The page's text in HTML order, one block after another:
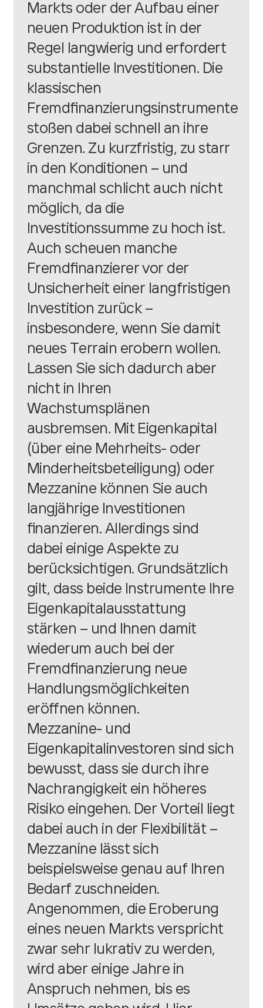
Markts oder der Aufbau einer
neuen Produktion ist in der
Regel langwierig und erfordert
substantielle Investitionen. Die
klassischen
Fremdfinanzierungsinstrumente
stoßen dabei schnell an ihre
Grenzen. Zu kurzfristig, zu starr
in den Konditionen – und
manchmal schlicht auch nicht
möglich, da die
Investitionssumme zu hoch ist.
Auch scheuen manche
Fremdfinanzierer vor der
Unsicherheit einer langfristigen
Investition zurück –
insbesondere, wenn Sie damit
neues Terrain erobern wollen.
Lassen Sie sich dadurch aber
nicht in Ihren
Wachstumsplänen
ausbremsen. Mit Eigenkapital
(über eine Mehrheits- oder
Minderheitsbeteiligung) oder
Mezzanine können Sie auch
langjährige Investitionen
finanzieren. Allerdings sind
dabei einige Aspekte zu
berücksichtigen. Grundsätzlich
gilt, dass beide Instrumente Ihre
Eigenkapitalausstattung
stärken – und Ihnen damit
wiederum auch bei der
Fremdfinanzierung neue
Handlungsmöglichkeiten
eröffnen können.
Mezzanine- und
Eigenkapitalinvestoren sind sich
bewusst, dass sie durch ihre
Nachrangigkeit ein höheres
Risiko eingehen. Der Vorteil liegt
dabei auch in der Flexibilität –
Mezzanine lässt sich
beispielsweise genau auf Ihren
Bedarf zuschneiden.
Angenommen, die Eroberung
eines neuen Markts verspricht
zwar sehr lukrativ zu werden,
wird aber einige Jahre in
Anspruch nehmen, bis es